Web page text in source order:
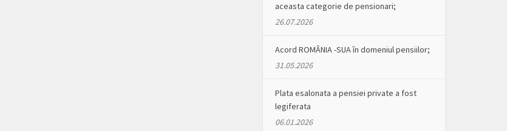
aceasta categorie de pensionari;
26.07.2026
Acord ROMÂNIA -SUA în domeniul pensiilor;
31.05.2026
Plata esalonata a pensiei private a fost
legiferata
06.01.2026